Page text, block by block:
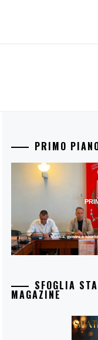
PRIMO
Musica, mostre e sport:
SFOGLIA
MAGAZINE